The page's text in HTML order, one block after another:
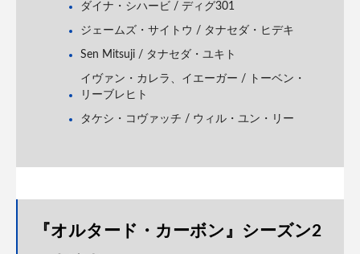
ダイナ・シハービ / ディグ301
ジェームズ・サイトウ / タナセダ・ヒデキ
Sen Mitsuji / タナセダ・ユキト
イヴァン・カレラ、イエーガー / トーベン・
リーブレヒト
タケシ・コヴァッチ / ウィル・ユン・リー
『オルタード・カーボン』シーズン2